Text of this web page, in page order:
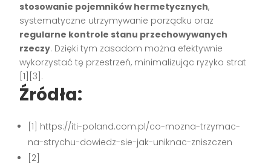
stosowanie pojemników hermetycznych,
systematyczne utrzymywanie porządku oraz
regularne kontrole stanu przechowywanych
rzeczy. Dzięki tym zasadom można efektywnie
wykorzystać tę przestrzeń, minimalizując ryzyko strat
[1][3] .
Źródła:
[1] https://iti-poland.com.pl/co-mozna-trzymac-
na-strychu-dowiedz-sie-jak-uniknac-zniszczen
[2]